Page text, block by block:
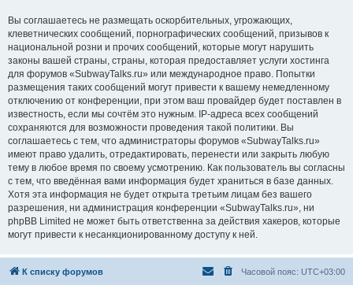
Вы соглашаетесь не размещать оскорбительных, угрожающих,
клеветнических сообщений, порнографических сообщений, призывов к
национальной розни и прочих сообщений, которые могут нарушить
законы вашей страны, страны, которая предоставляет услуги хостинга
для форумов «SubwayTalks.ru» или международное право. Попытки
размещения таких сообщений могут привести к вашему немедленному
отключению от конференции, при этом ваш провайдер будет поставлен в
известность, если мы сочтём это нужным. IP-адреса всех сообщений
сохраняются для возможности проведения такой политики. Вы
соглашаетесь с тем, что администраторы форумов «SubwayTalks.ru»
имеют право удалить, отредактировать, перенести или закрыть любую
тему в любое время по своему усмотрению. Как пользователь вы согласны
с тем, что введённая вами информация будет храниться в базе данных.
Хотя эта информация не будет открыта третьим лицам без вашего
разрешения, ни администрация конференции «SubwayTalks.ru», ни
phpBB Limited не может быть ответственна за действия хакеров, которые
могут привести к несанкционированному доступу к ней.
К списку форумов Часовой пояс: UTC+03:00